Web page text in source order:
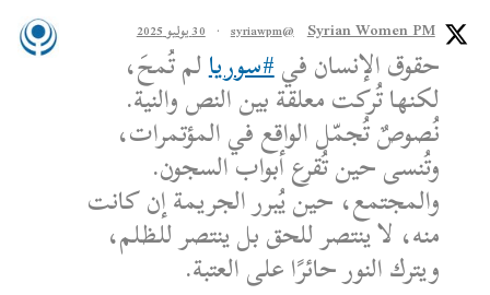
Syrian Women PM
@syriawpm
· 30 يوليو 2025
حقوق الإنسان في#سوريالم تُمحَ،
لكنها تُركت معلقة بين النص والنية.
نُصوصٌ تُجمّل الواقع في المؤتمرات،
وتُنسى حين تُقرع أبواب السجون.
والمجتمع، حين يُبرر الجريمة إن كانت
منه، لا ينتصر للحق بل ينتصر للظلم،
ويترك النور حائرًا على العتبة.